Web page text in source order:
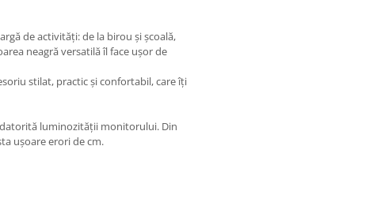
de activități: de la birou și școală,
neagră versatilă îl face ușor de
stilat, practic și confortabil, care îți
luminozității monitorului. Din
ușoare erori de cm.